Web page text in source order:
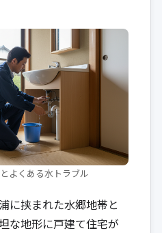
よくある水トラブル
に挟まれた水郷地帯と
な地形に戸建て住宅が